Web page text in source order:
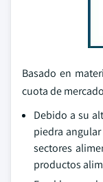
Basado en
cuota de
Debido a su
piedra
sectores
productos